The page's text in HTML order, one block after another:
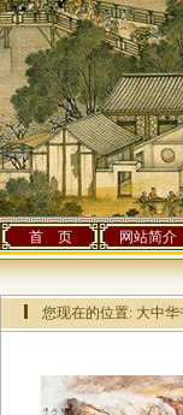
首 页 网站简介
您现在的位置: 大中华